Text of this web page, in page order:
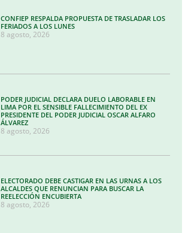
CONFIEP RESPALDA PROPUESTA DE TRASLADAR LOS
FERIADOS A LOS LUNES
8 agosto, 2026
PODER JUDICIAL DECLARA DUELO LABORABLE EN
LIMA POR EL SENSIBLE FALLECIMIENTO DEL EX
PRESIDENTE DEL PODER JUDICIAL OSCAR ALFARO
ÁLVAREZ
8 agosto, 2026
ELECTORADO DEBE CASTIGAR EN LAS URNAS A LOS
ALCALDES QUE RENUNCIAN PARA BUSCAR LA
REELECCIÓN ENCUBIERTA
8 agosto, 2026